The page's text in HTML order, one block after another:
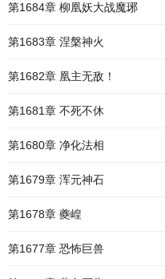
第1684章 柳凰妖大战魔琊
第1683章 涅槃神火
第1682章 凰主无敌！
第1681章 不死不休
第1680章 净化法相
第1679章 浑元神石
第1678章 夔崲
第1677章 恐怖巨兽